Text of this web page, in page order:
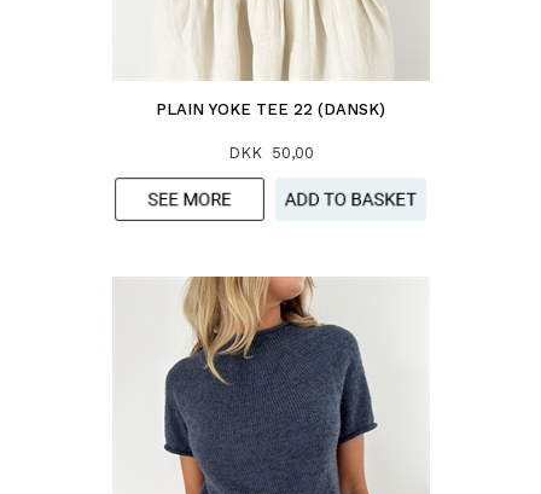
PLAIN YOKE TEE 22 (DANSK)
DKK 50,00